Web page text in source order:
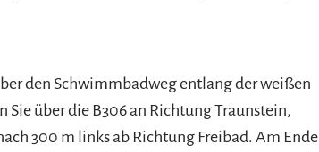
den Schwimmbadweg entlang der weißen
über die B306 an Richtung Traunstein,
300 m links ab Richtung Freibad. Am Ende